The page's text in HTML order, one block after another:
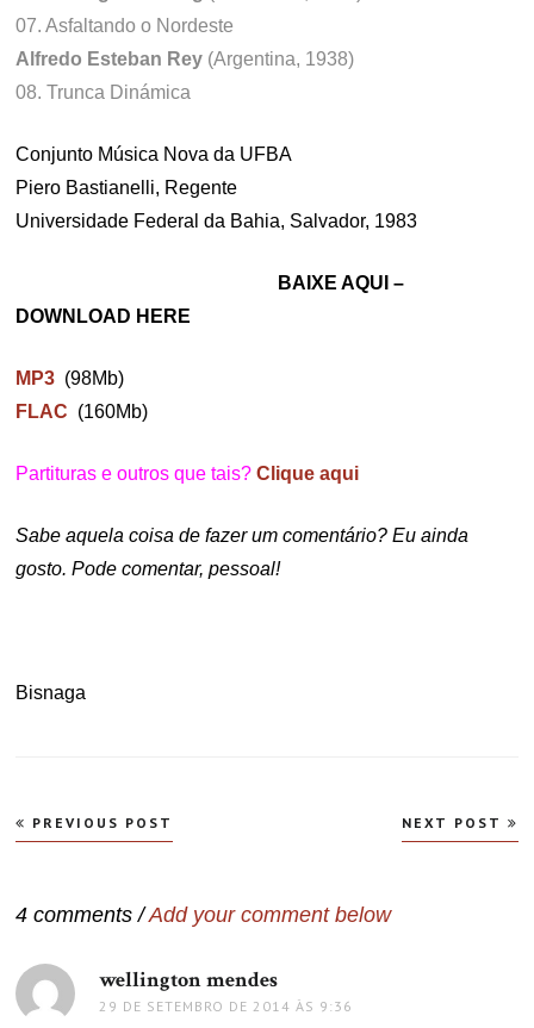
07. Asfaltando o Nordeste
Alfredo Esteban Rey (Argentina, 1938)
08. Trunca Dinámica
Conjunto Música Nova da UFBA
Piero Bastianelli, Regente
Universidade Federal da Bahia, Salvador, 1983
BAIXE AQUI –
DOWNLOAD HERE
MP3 (98Mb)
FLAC (160Mb)
Partituras e outros que tais? Clique aqui
Sabe aquela coisa de fazer um comentário? Eu ainda
gosto. Pode comentar, pessoal!
Bisnaga
Navegação
de
PREVIOUS POST NEXT POST
4 comments /Add your comment below
wellington mendes
29 DE SETEMBRO DE 2014 ÀS 9:36